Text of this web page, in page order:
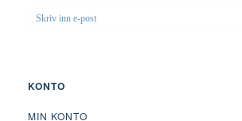
SKRIV
INN
KONTO
MIN KONTO